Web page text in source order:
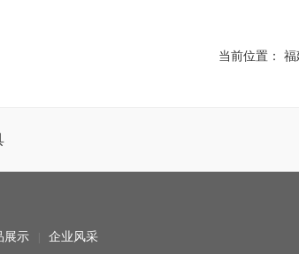
当前位置： 福
展示 企业风采